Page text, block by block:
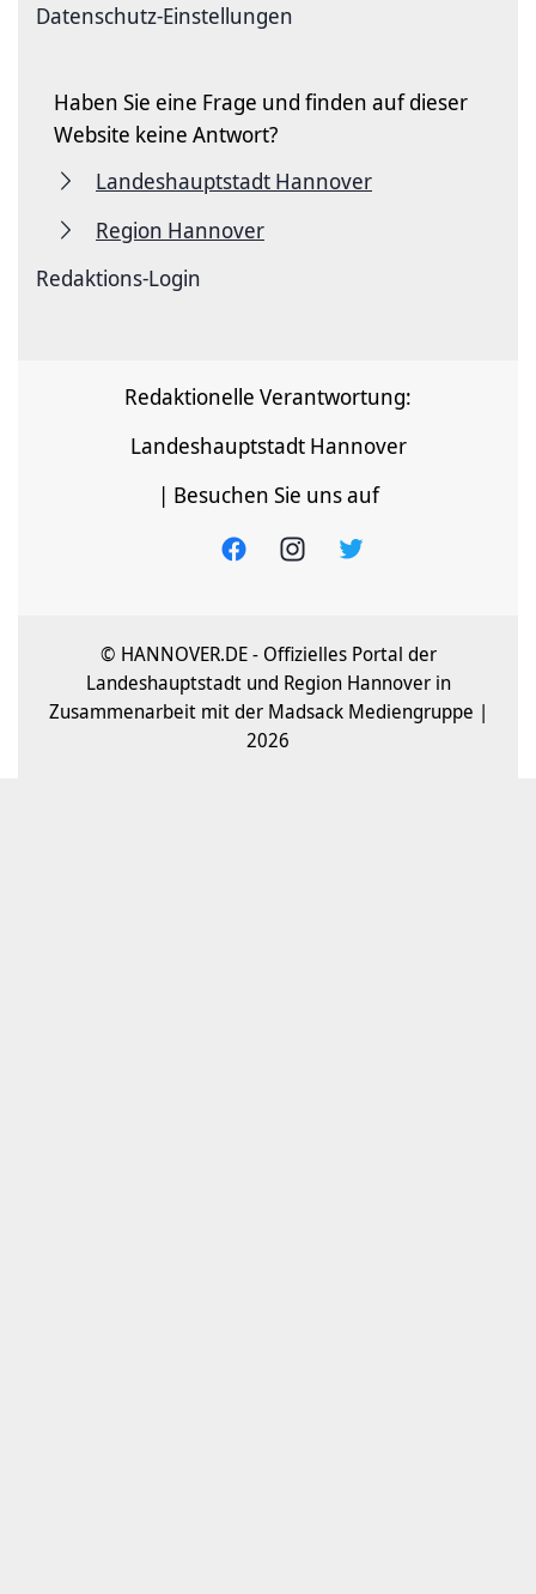
Datenschutz-Einstellungen
Haben Sie eine Frage und finden auf dieser
Website keine Antwort?
Landeshauptstadt Hannover
Region Hannover
Redaktions-Login
Redaktionelle Verantwortung:
Landeshauptstadt Hannover
| Besuchen Sie uns auf
© HANNOVER.DE - Offizielles Portal der
Landeshauptstadt und Region Hannover in
Zusammenarbeit mit der Madsack Mediengruppe |
2026